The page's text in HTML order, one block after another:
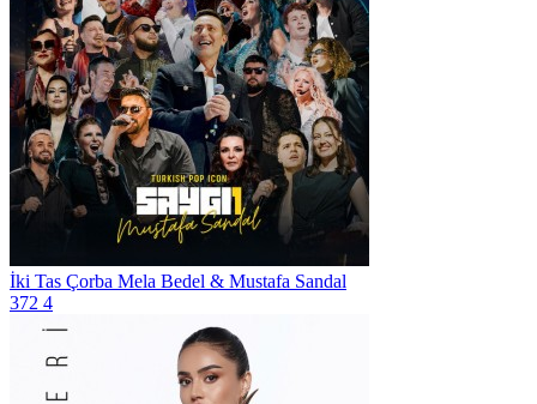
İki Tas Çorba Mela Bedel & Mustafa Sandal
372 4